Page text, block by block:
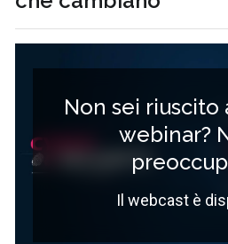
Non sei riuscito
webinar?
Il webcast è